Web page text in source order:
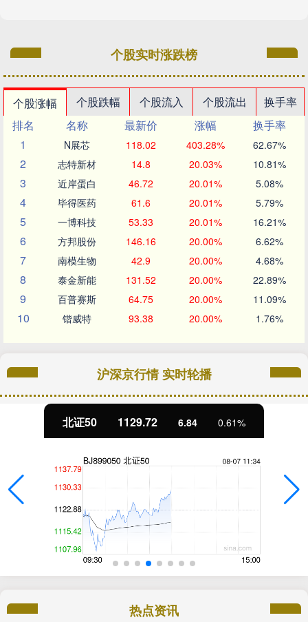
个股实时涨跌榜
个股涨幅 个股跌幅 个股流入 个股流出
换手率
排名
名称 最新价 涨幅
换手率
1
N展芯 118.02 403.28% 62.67%
2 志特新材 14.8 20.03% 10.81%
3 近岸蛋白 46.72 20.01% 5.08%
4 毕得医药 61.6 20.01% 5.79%
5 一博科技 53.33 20.01% 16.21%
6 方邦股份 146.16 20.00% 6.62%
7 南模生物 42.9 20.00% 4.68%
8 泰金新能 131.52 20.00% 22.89%
9 百普赛斯 64.75 20.00% 11.09%
10 锴威特 93.38 20.00% 1.76%
沪深京行情 实时轮播
北证50 1129.72 6.84 0.61%
热点资讯